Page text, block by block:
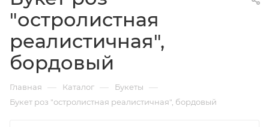
"остролистная
реалистичная",
бордовый
Главная — Каталог — Букеты —
Букет роз "остролистная реалистичная", бордовый